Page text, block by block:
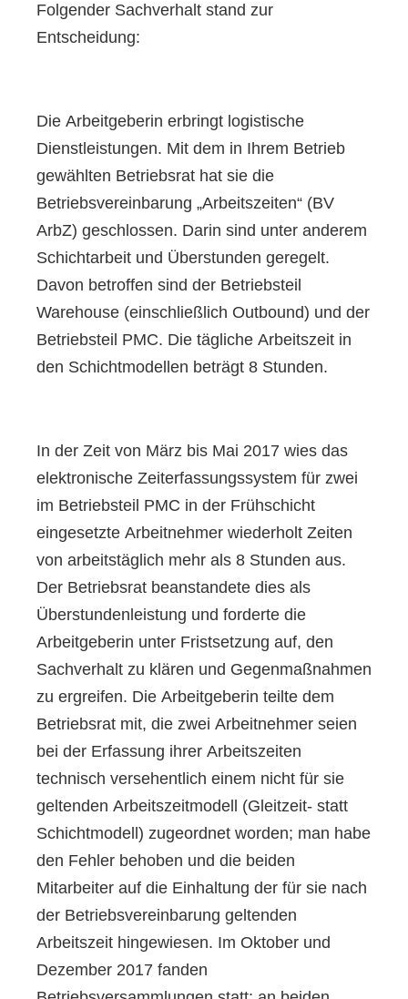
Folgender Sachverhalt stand zur
Entscheidung:
Die Arbeitgeberin erbringt logistische
Dienstleistungen. Mit dem in Ihrem Betrieb
gewählten Betriebsrat hat sie die
Betriebsvereinbarung „Arbeitszeiten“ (BV
ArbZ) geschlossen. Darin sind unter anderem
Schichtarbeit und Überstunden geregelt.
Davon betroffen sind der Betriebsteil
Warehouse (einschließlich Outbound) und der
Betriebsteil PMC. Die tägliche Arbeitszeit in
den Schichtmodellen beträgt 8 Stunden.
In der Zeit von März bis Mai 2017 wies das
elektronische Zeiterfassungssystem für zwei
im Betriebsteil PMC in der Frühschicht
eingesetzte Arbeitnehmer wiederholt Zeiten
von arbeitstäglich mehr als 8 Stunden aus.
Der Betriebsrat beanstandete dies als
Überstundenleistung und forderte die
Arbeitgeberin unter Fristsetzung auf, den
Sachverhalt zu klären und Gegenmaßnahmen
zu ergreifen. Die Arbeitgeberin teilte dem
Betriebsrat mit, die zwei Arbeitnehmer seien
bei der Erfassung ihrer Arbeitszeiten
technisch versehentlich einem nicht für sie
geltenden Arbeitszeitmodell (Gleitzeit- statt
Schichtmodell) zugeordnet worden; man habe
den Fehler behoben und die beiden
Mitarbeiter auf die Einhaltung der für sie nach
der Betriebsvereinbarung geltenden
Arbeitszeit hingewiesen. Im Oktober und
Dezember 2017 fanden